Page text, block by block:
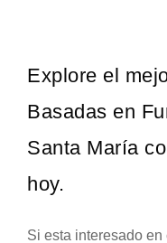
Explore el
Basadas en
Santa María
hoy.
Si esta interesado